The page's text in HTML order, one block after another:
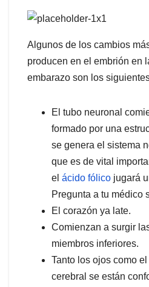
Algunos de los cambios
producen en el embrión en
embarazo son los
El tubo neuronal
formado por una
se genera el sistema
que es de vital
el ácido fólico jugará
Pregunta a tu médico
El corazón ya late.
Comienzan a surgir
miembros inferiores.
Tanto los ojos como
cerebral se están